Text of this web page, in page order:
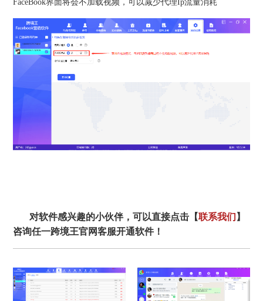
FaceBook界面将会不加载视频，可以减少代理Ip流量消耗
对软件感兴趣的小伙伴，可以直接点击【联系我们 】
咨询任一跨境王官网客服开通软件！